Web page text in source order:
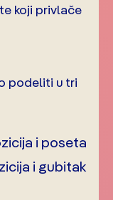
koji privlače
podeliti u tri
i poseta
i gubitak